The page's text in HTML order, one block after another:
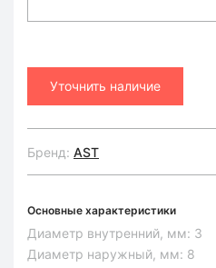
Уточнить наличие
Бренд: AST
Основные характеристики
Диаметр внутренний, мм: 3
Диаметр наружный, мм: 8